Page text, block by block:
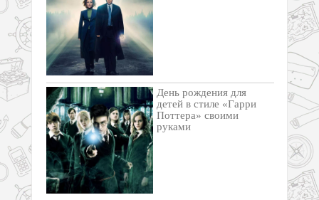
День рождения для
детей в стиле «Гарри
Поттера» своими
руками